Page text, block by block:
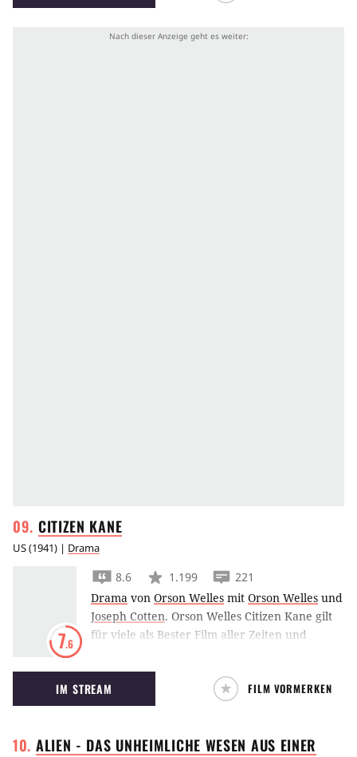
CITIZEN KANE
US(1941) | Drama
7.6
8.6 1.199
221
Drama von Orson Welles mit Orson Welles und
Joseph Cotten. Orson Welles Citizen Kane gilt
für viele als Bester Film aller Zeiten und
Millionärs Foster Kane und seiner Sehnsucht
nach Rosebud.
IM STREAM FILM VORMERKEN
ALIEN - DAS UNHEIMLICHE WESEN AUS EINER